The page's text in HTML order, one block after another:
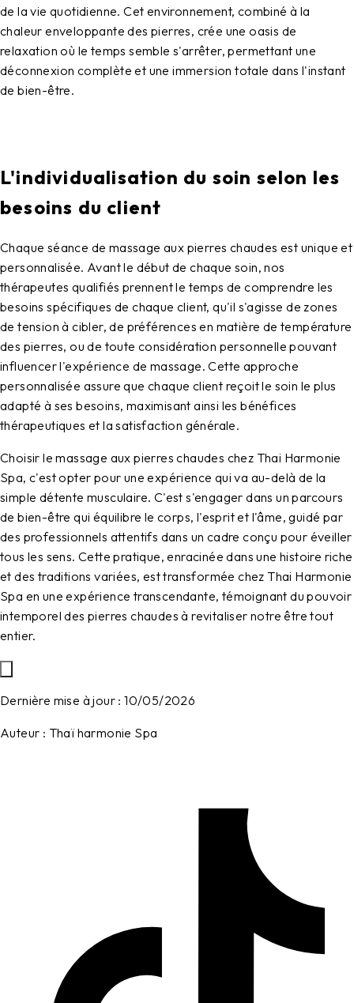
de la vie quotidienne. Cet environnement, combiné à la
chaleur enveloppante des pierres, crée une oasis de
relaxation où le temps semble s'arrêter, permettant une
déconnexion complète et une immersion totale dans l'instant
de bien-être.
L'individualisation du soin selon les
besoins du client
Chaque séance de massage aux pierres chaudes est unique et
personnalisée. Avant le début de chaque soin, nos
thérapeutes qualifiés prennent le temps de comprendre les
besoins spécifiques de chaque client, qu'il s'agisse de zones
de tension à cibler, de préférences en matière de température
des pierres, ou de toute considération personnelle pouvant
influencer l'expérience de massage. Cette approche
personnalisée assure que chaque client reçoit le soin le plus
adapté à ses besoins, maximisant ainsi les bénéfices
thérapeutiques et la satisfaction générale.
Choisir le massage aux pierres chaudes chez Thai Harmonie
Spa, c'est opter pour une expérience qui va au-delà de la
simple détente musculaire. C'est s'engager dans un parcours
de bien-être qui équilibre le corps, l'esprit et l'âme, guidé par
des professionnels attentifs dans un cadre conçu pour éveiller
tous les sens. Cette pratique, enracinée dans une histoire riche
et des traditions variées, est transformée chez Thai Harmonie
Spa en une expérience transcendante, témoignant du pouvoir
intemporel des pierres chaudes à revitaliser notre être tout
entier.
Dernière mise à jour : 10/05/2026
Auteur : Thaï harmonie Spa